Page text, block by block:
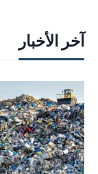
آخر الأخبار